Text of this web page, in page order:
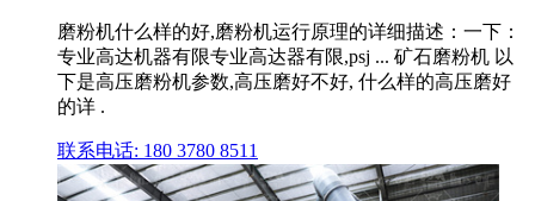
磨粉机什么样的好,磨粉机运行原理的详细描述：一下：
专业高达机器有限专业高达器有限,psj ... 矿石磨粉机 以
下是高压磨粉机参数,高压磨好不好, 什么样的高压磨好
的详 .
联系电话: 180 3780 8511